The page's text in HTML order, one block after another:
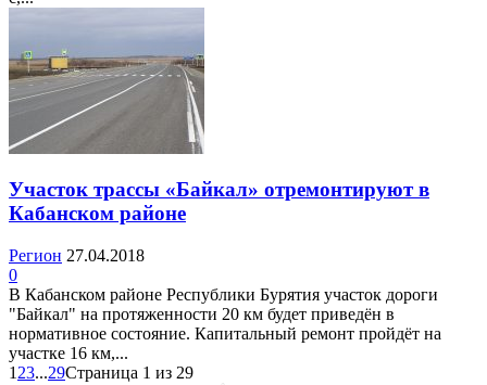
Участок трассы «Байкал» отремонтируют в
Кабанском районе
Регион 27.04.2018
0
В Кабанском районе Республики Бурятия участок дороги
"Байкал" на протяженности 20 км будет приведён в
нормативное состояние. Капитальный ремонт пройдёт на
участке 16 км,...
1 23...29Страница 1 из 29